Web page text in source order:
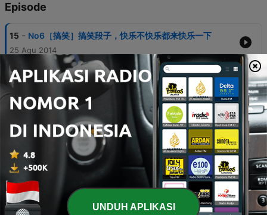
Episode
15 - No6［搞笑］搞笑段子，快乐不快乐都来快乐一下
25 Agu 2014
14 - No2［专属］芳芳同学的专属节目
24 Agu 2014
13 - No7 ［搞笑］奇葩的老师！
28 Agu 2014
12 - No1［人生］慢悟，慢慢中找回自己
24 Agu 2014
11 No5［搞笑］微博搞笑排行榜，一起来笑吧！
25 Agu 2014 UNDUH APLIKASI